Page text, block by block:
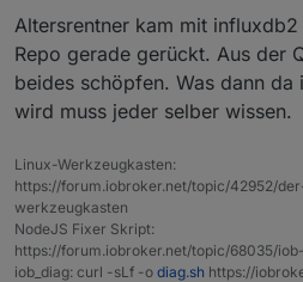
Das wollen wir
gestern
Altersrentner kam mit
Repo gerade gerückt. Aus der
beides schöpfen. Was dann
wird muss jeder selber wissen.
Linux-Werkzeugkasten:
https://forum.iobroker.net/topic/42952/
werkzeugkasten
NodeJS Fixer Skript:
https://forum.iobroker.net/topic/68035/
iob_diag: curl -sLf -o diag.sh https://